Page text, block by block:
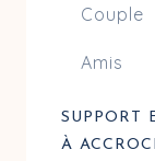
Couple
Amis
SUPPORT
À